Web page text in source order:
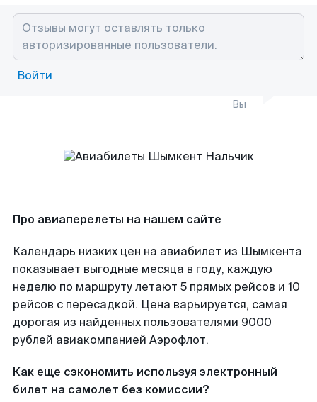
Войти
Вы
Про авиаперелеты на нашем сайте
Календарь низких цен на авиабилет из Шымкента
показывает выгодные месяца в году, каждую
неделю по маршруту летают 5 прямых рейсов и 10
рейсов с пересадкой. Цена варьируется, самая
дорогая из найденных пользователями 9000
рублей авиакомпанией Аэрофлот.
Как еще сэкономить используя электронный
билет на самолет без комиссии?